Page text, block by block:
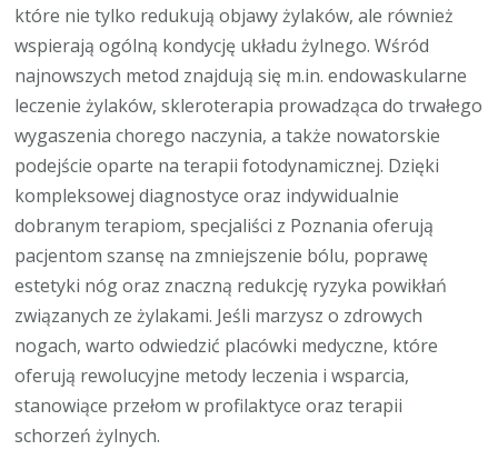
które nie tylko redukują objawy żylaków, ale również
wspierają ogólną kondycję układu żylnego. Wśród
najnowszych metod znajdują się m.in. endowaskularne
leczenie żylaków, skleroterapia prowadząca do trwałego
wygaszenia chorego naczynia, a także nowatorskie
podejście oparte na terapii fotodynamicznej. Dzięki
kompleksowej diagnostyce oraz indywidualnie
dobranym terapiom, specjaliści z Poznania oferują
pacjentom szansę na zmniejszenie bólu, poprawę
estetyki nóg oraz znaczną redukcję ryzyka powikłań
związanych ze żylakami. Jeśli marzysz o zdrowych
nogach, warto odwiedzić placówki medyczne, które
oferują rewolucyjne metody leczenia i wsparcia,
stanowiące przełom w profilaktyce oraz terapii
schorzeń żylnych.